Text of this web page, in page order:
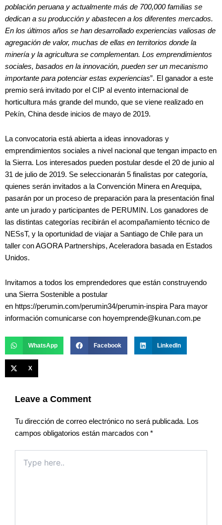
población peruana y actualmente más de 700,000 familias se
dedican a su producción y abastecen a los diferentes mercados.
En los últimos años se han desarrollado experiencias valiosas de
agregación de valor, muchas de ellas en territorios donde la
minería y la agricultura se complementan. Los emprendimientos
sociales, basados en la innovación, pueden ser un mecanismo
importante para potenciar estas experiencias”. El ganador a este
premio será invitado por el CIP al evento internacional de
horticultura más grande del mundo, que se viene realizado en
Pekín, China desde inicios de mayo de 2019.
La convocatoria está abierta a ideas innovadoras y
emprendimientos sociales a nivel nacional que tengan impacto en
la Sierra. Los interesados pueden postular desde el 20 de junio al
31 de julio de 2019. Se seleccionarán 5 finalistas por categoría,
quienes serán invitados a la Convención Minera en Arequipa,
pasarán por un proceso de preparación para la presentación final
ante un jurado y participantes de PERUMIN. Los ganadores de
las distintas categorías recibirán el acompañamiento técnico de
NESsT, y la oportunidad de viajar a Santiago de Chile para un
taller con AGORA Partnerships, Aceleradora basada en Estados
Unidos.
Invitamos a todos los emprendedores que están construyendo
una Sierra Sostenible a postular
en https://perumin.com/perumin34/perumin-inspira Para mayor
información comunicarse con hoyemprende@kunan.com.pe
WhatsApp Facebook LinkedIn
X
Leave a Comment
Tu dirección de correo electrónico no será publicada. Los
campos obligatorios están marcados con *
here..